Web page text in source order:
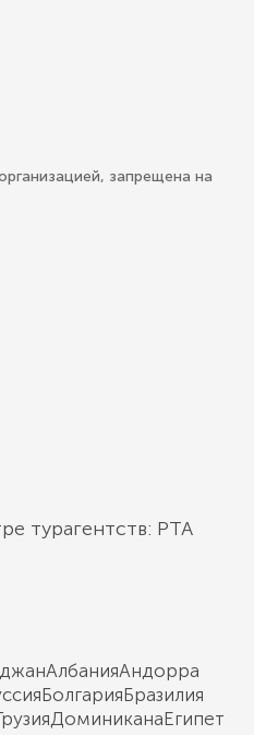
запрещена на
турагентств: РТА
АлбанияАндорра
БолгарияБразилия
ДоминиканаЕгипет